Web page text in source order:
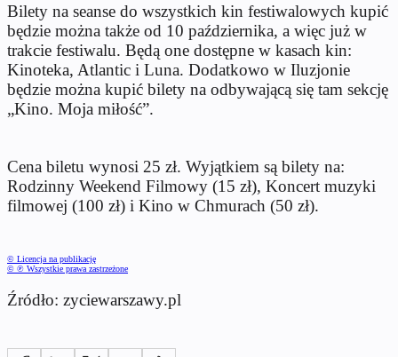
Bilety na seanse do wszystkich kin festiwalowych kupić
będzie można także od 10 października, a więc już w
trakcie festiwalu. Będą one dostępne w kasach kin:
Kinoteka, Atlantic i Luna. Dodatkowo w Iluzjonie
będzie można kupić bilety na odbywającą się tam sekcję
„Kino. Moja miłość”.
Cena biletu wynosi 25 zł. Wyjątkiem są bilety na:
Rodzinny Weekend Filmowy (15 zł), Koncert muzyki
filmowej (100 zł) i Kino w Chmurach (50 zł).
© Licencja na publikację
© ℗ Wszystkie prawa zastrzeżone
Źródło: zyciewarszawy.pl